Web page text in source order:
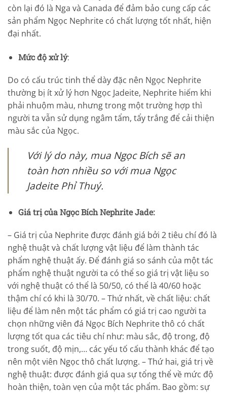
còn lại đó là Nga và Canada để đảm bảo cung cấp các
sản phẩm Ngọc Nephrite có chất lượng tốt nhất, hiện
đại nhất.
Mức độ xử lý:
Do có cấu trúc tinh thể dày đặc nên Ngọc Nephrite
thường bị ít xử lý hơn Ngọc Jadeite, Nephrite hiếm khi
phải nhuộm màu, nhưng trong một trường hợp thì
người ta vẫn sử dụng ngâm tẩm, tẩy trắng để cải thiện
màu sắc của Ngọc.
Với lý do này, mua Ngọc Bích sẽ an
toàn hơn nhiều so với mua Ngọc
Jadeite Phỉ Thuý.
Giá trị của Ngọc Bích Nephrite Jade:
– Giá trị của Nephrite được đánh giá bởi 2 tiêu chí đó là
nghệ thuật và chất lượng vật liệu để làm thành tác
phẩm nghệ thuật ấy. Để đánh giá so sánh của một tác
phẩm nghệ thuật người ta có thể so giá trị vật liệu so
với nghệ thuật có thể là 50/50, có thể là 40/60 hoặc
thậm chí có khi là 30/70. – Thứ nhất, về chất liệu: chất
liệu để làm nên một tác phẩm có giá trị cao người ta
chọn những viên đá Ngọc Bích Nephrite thô có chất
lượng tốt qua các tiêu chí như: màu sắc, độ trong, độ
trong suốt, độ mịn,… các yếu tố cấu thành khác để tạo
nên một viên Ngọc thô chất lượng. – Thứ hai, giá trị về
nghệ thuật: được đánh giá qua sự tổng thể về mức độ
hoàn thiện, toàn vẹn của một tác phẩm. Bao gồm: sự